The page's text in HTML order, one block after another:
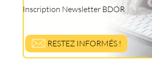
Inscription Newsletter BDOR
RESTEZ INFORMÉS !